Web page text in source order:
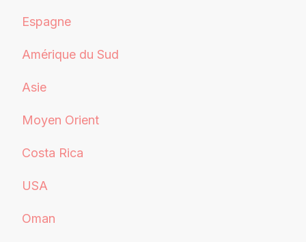
Espagne
Amérique du Sud
Asie
Moyen Orient
Costa Rica
USA
Oman